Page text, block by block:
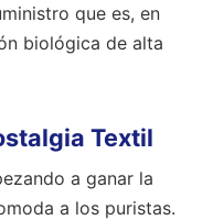
que es, en
biológica de alta
Textil
a ganar la
a los puristas.